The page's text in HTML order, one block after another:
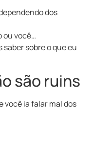
dos
ou você…
sobre o que eu
são ruins
você ia falar mal dos